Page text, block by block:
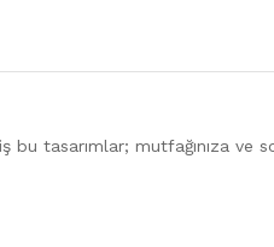
tasarımlar; mutfağınıza ve